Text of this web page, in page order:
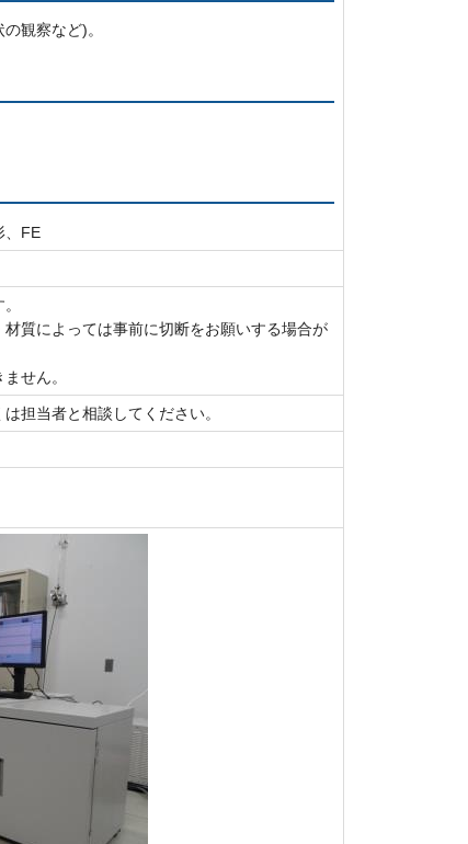
観察など)。
、FE
質によっては事前に切断をお願いする場合が
せん。
担当者と相談してください。